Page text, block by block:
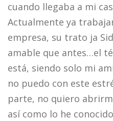
cuando llegaba a mi
Actualmente ya
empresa, su trato ja
amable que antes…el
está, siendo solo mi
no puedo con este
parte, no quiero
así como lo he